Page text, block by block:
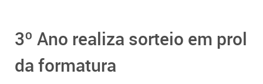
3º Ano realiza sorteio em prol
da formatura